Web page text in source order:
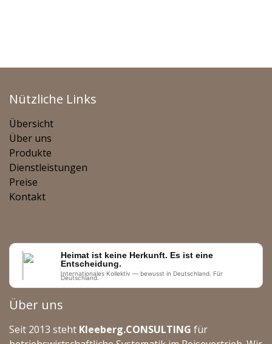
Nützliche Links
Übersicht
Über uns
Produkte
Dienstleistungen
Preise
Kontakt
Heimat ist keine Herkunft. Es ist eine
Entscheidung.
Internationales Kollektiv — bewusst in Deutschland. Für
Deutschland.
Über uns
Seit 2013 steht Kleeberg.CONSULTING für